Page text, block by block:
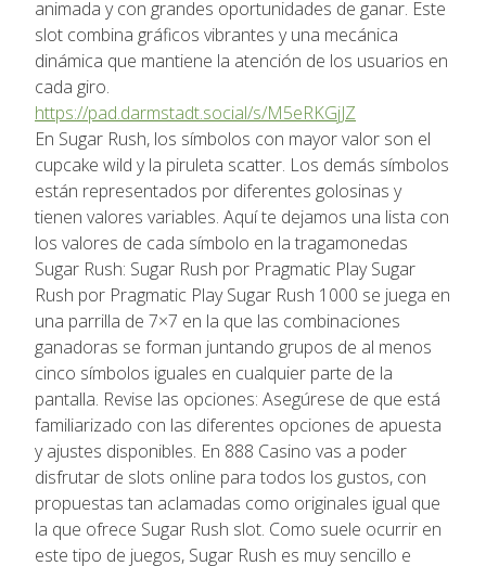
animada y con grandes oportunidades de ganar. Este
slot combina gráficos vibrantes y una mecánica
dinámica que mantiene la atención de los usuarios en
cada giro.
https://pad.darmstadt.social/s/M5eRKGjJZ
En Sugar Rush, los símbolos con mayor valor son el
cupcake wild y la piruleta scatter. Los demás símbolos
están representados por diferentes golosinas y
tienen valores variables. Aquí te dejamos una lista con
los valores de cada símbolo en la tragamonedas
Sugar Rush: Sugar Rush por Pragmatic Play Sugar
Rush por Pragmatic Play Sugar Rush 1000 se juega en
una parrilla de 7×7 en la que las combinaciones
ganadoras se forman juntando grupos de al menos
cinco símbolos iguales en cualquier parte de la
pantalla. Revise las opciones: Asegúrese de que está
familiarizado con las diferentes opciones de apuesta
y ajustes disponibles. En 888 Casino vas a poder
disfrutar de slots online para todos los gustos, con
propuestas tan aclamadas como originales igual que
la que ofrece Sugar Rush slot. Como suele ocurrir en
este tipo de juegos, Sugar Rush es muy sencillo e